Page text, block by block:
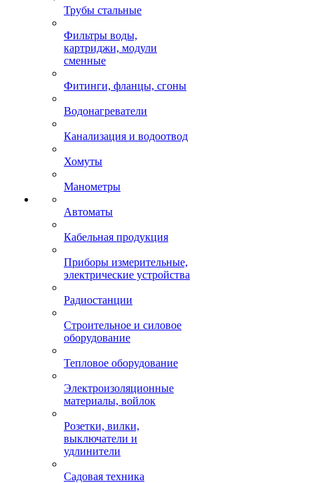
Трубы стальные
Фильтры воды,
картриджи, модули
сменные
Фитинги, фланцы, сгоны
Водонагреватели
Канализация и водоотвод
Хомуты
Манометры
Автоматы
Кабельная продукция
Приборы измерительные,
электрические устройства
Радиостанции
Строительное и силовое
оборудование
Тепловое оборудование
Электроизоляционные
материалы, войлок
Розетки, вилки,
выключатели и
удлинители
Садовая техника